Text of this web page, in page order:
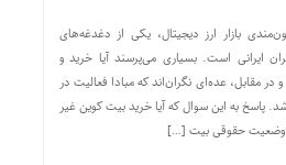
بازار ارز دیجیتال، یکی از دغدغه‌های
ایرانی است. بسیاری می‌پرسند آیا خرید و
مقابل، عده‌ای نگران‌اند که مبادا فعالیت در
پاسخ به این سوال که آیا خرید بیت کوین غیر
وضعیت حقوقی بیت‌ […]